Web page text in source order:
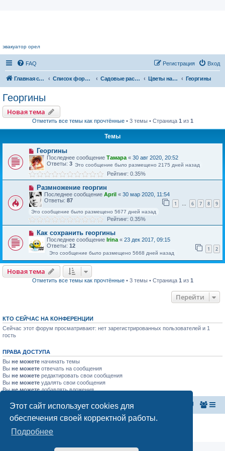
Этот сайт использует cookies для
обеспечения своей корректной работы.
Подробнее
эвакуатор орел
FAQ Вход
Регистрация
Главная страница Список форумов Садовые растения Цветы нашего сада Георгины
Георгины
Новая тема
Отметить все темы как прочтённые• 3 темы • Страница 1 из 1
Темы
Георгины
Последнее сообщение Тамара « 30 авг 2020, 20:52
Ответы: 3 Это сообщение было размещено 2175 дней назад
Рейтинг: 0.35%
Размножение георгин
Последнее сообщение April « 30 мар 2020, 11:54
Ответы: 87 1 … 6 7 8 9
Это сообщение было размещено 5677 дней назад
Рейтинг: 0.35%
Как сохранить георгины
Последнее сообщение Irina « 23 дек 2017, 09:15
Ответы: 12 1 2
Это сообщение было размещено 5668 дней назад
Новая тема
Отметить все темы как прочтённые• 3 темы • Страница 1 из 1
Перейти
КТО СЕЙЧАС НА КОНФЕРЕНЦИИ
Сейчас этот форум просматривают: нет зарегистрированных пользователей и 1
гость
ПРАВА ДОСТУПА
Вы не можете начинать темы
Вы не можете отвечать на сообщения
Вы не можете редактировать свои сообщения
Вы не можете удалять свои сообщения
Выне можетедобавлять вложения
Главная страница Список форумов
Конфиденциальность |